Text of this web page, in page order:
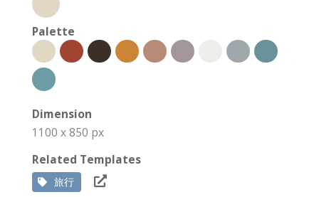
Palette
Dimension
1100 x 850 px
Related Templates
旅行